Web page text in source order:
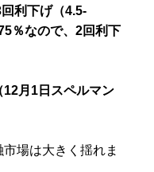
利下げ（4.5-
％なので、2回利下
12月1日スペルマン
場は大きく揺れま